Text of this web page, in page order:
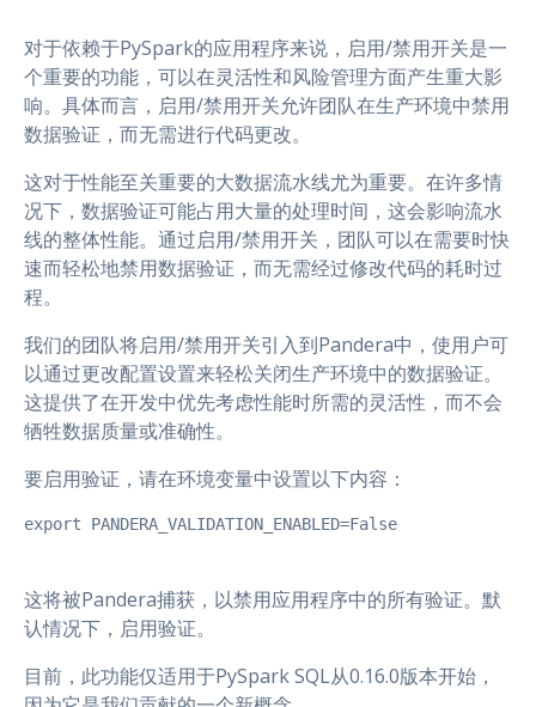
对于依赖于PySpark的应用程序来说，启用/禁用开关是一
个重要的功能，可以在灵活性和风险管理方面产生重大影
响。具体而言，启用/禁用开关允许团队在生产环境中禁用
数据验证，而无需进行代码更改。
这对于性能至关重要的大数据流水线尤为重要。在许多情
况下，数据验证可能占用大量的处理时间，这会影响流水
线的整体性能。通过启用/禁用开关，团队可以在需要时快
速而轻松地禁用数据验证，而无需经过修改代码的耗时过
程。
我们的团队将启用/禁用开关引入到Pandera中，使用户可
以通过更改配置设置来轻松关闭生产环境中的数据验证。
这提供了在开发中优先考虑性能时所需的灵活性，而不会
牺牲数据质量或准确性。
要启用验证，请在环境变量中设置以下内容：
export PANDERA_VALIDATION_ENABLED=False
这将被Pandera捕获，以禁用应用程序中的所有验证。默
认情况下，启用验证。
目前，此功能仅适用于PySpark SQL从0.16.0版本开始，